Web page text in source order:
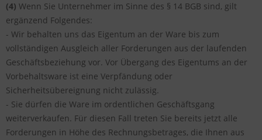
(4) Wenn Sie Unternehmer im Sinne des § 14 BGB sind, gilt
ergänzend Folgendes:
- Wir behalten uns das Eigentum an der Ware bis zum
vollständigen Ausgleich aller Forderungen aus der laufenden
Geschäftsbeziehung vor. Vor Übergang des Eigentums an der
Vorbehaltsware ist eine Verpfändung oder
Sicherheitsübereignung nicht zulässig.
- Sie dürfen die Ware im ordentlichen Geschäftsgang
weiterverkaufen. Für diesen Fall treten Sie bereits jetzt alle
Forderungen in Höhe des Rechnungsbetrages, die Ihnen aus